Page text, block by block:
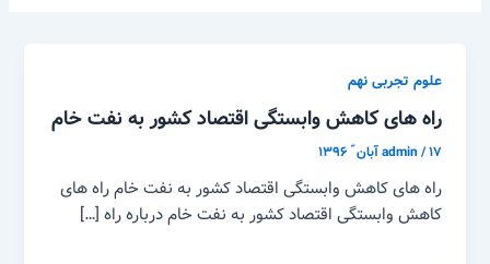
علوم تجربی نهم
راه های کاهش وابستگی اقتصاد کشور به نفت خام
admin/۱۷ آبان ّ ۱۳۹۶
راه های کاهش وابستگی اقتصاد کشور به نفت خام راه های
کاهش وابستگی اقتصاد کشور به نفت خام درباره راه […]